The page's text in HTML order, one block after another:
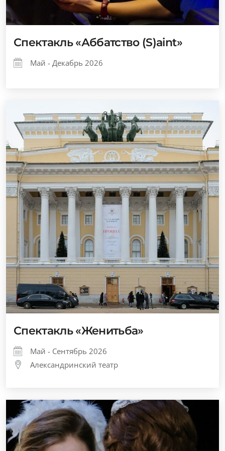
Спектакль «Аббатство (S)aint»
Май - Декабрь 2026
Спектакль «Женитьба»
Май - Сентябрь 2026
Александринский театр